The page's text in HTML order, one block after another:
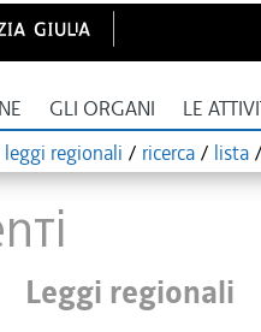
GLI ORGANI LE
leggi regionali / ricerca / lista /
Leggi regionali